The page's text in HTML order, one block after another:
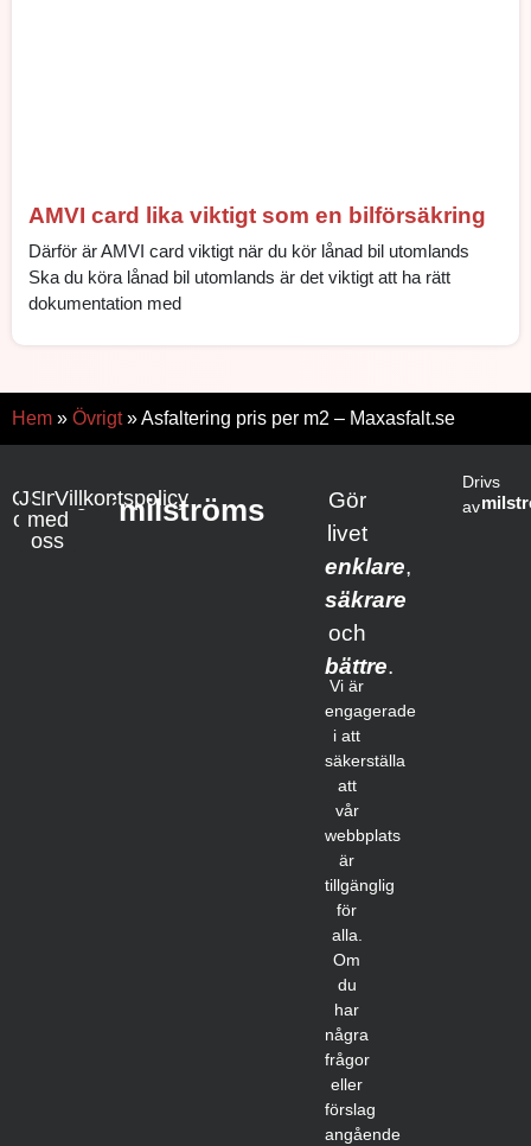
AMVI card lika viktigt som en bilförsäkring
Därför är AMVI card viktigt när du kör lånad bil utomlands
Ska du köra lånad bil utomlands är det viktigt att ha rätt
dokumentation med
Hem » Övrigt »Asfaltering pris per m2​ – Maxasfalt.se
Om
oss
Jobba
med
oss
Samarbete
Integritetspolicy
Villkor milströms
Gör
livet
enklare,
säkrare
och
bättre.
Vi är
engagerade
i att
säkerställa
att
vår
webbplats
är
tillgänglig
för
alla.
Om
du
har
några
frågor
eller
förslag
angående
Drivs
av